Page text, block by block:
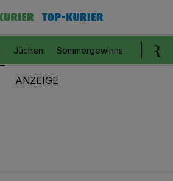
Jüchen Sommergewinnspiel